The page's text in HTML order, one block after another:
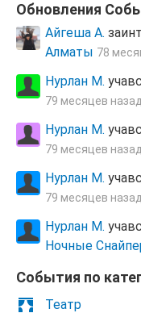
Обновления
Айгеша А.
Алматы 78
Нурлан М.
79 месяцев назад
Нурлан М.
79 месяцев назад
Нурлан М.
79 месяцев назад
Нурлан М.
Ночные
Cобытия по
Театр